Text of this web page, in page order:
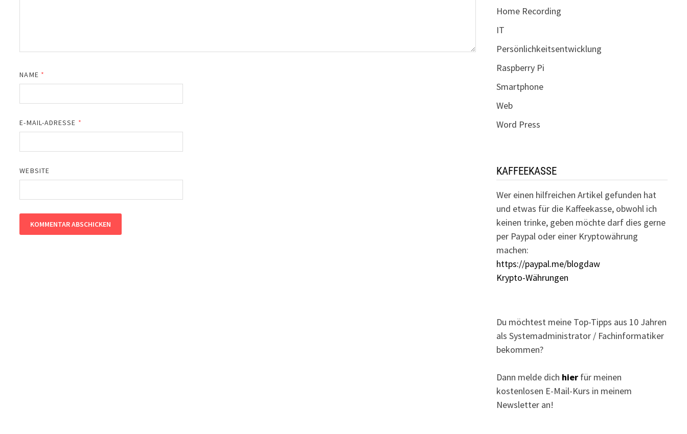
NAME *
E-MAIL-ADRESSE *
WEBSITE
Home Recording
IT
Persönlichkeitsentwicklung
Raspberry Pi
Smartphone
Web
Word Press
KAFFEEKASSE
Wer einen hilfreichen Artikel gefunden hat
und etwas für die Kaffeekasse, obwohl ich
keinen trinke, geben möchte darf dies gerne
per Paypal oder einer Kryptowährung
machen:
https://paypal.me/blogdaw
Krypto-Währungen
Du möchtest meine Top-Tipps aus 10 Jahren
als Systemadministrator / Fachinformatiker
bekommen?
Dann melde dich hierfür meinen
kostenlosen E-Mail-Kurs in meinem
Newsletter an!